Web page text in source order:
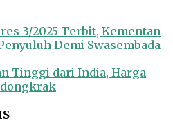
3/2025 Terbit, Kementan
Demi Swasembada
Tinggi dari India, Harga